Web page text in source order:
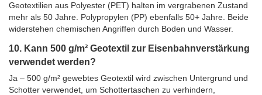
Geotextilien aus Polyester (PET) halten im vergrabenen Zustand
mehr als 50 Jahre. Polypropylen (PP) ebenfalls 50+ Jahre. Beide
widerstehen chemischen Angriffen durch Boden und Wasser.
10. Kann 500 g/m² Geotextil zur Eisenbahnverstärkung
verwendet werden?
Ja – 500 g/m² gewebtes Geotextil wird zwischen Untergrund und
Schotter verwendet, um Schottertaschen zu verhindern,